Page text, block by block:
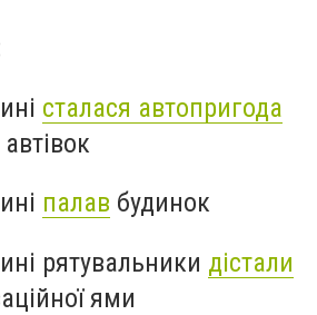
сталася автопригода
палав будинок
рятувальники дістали
ями